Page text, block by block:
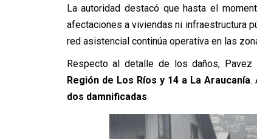
La autoridad destacó que hasta el
afectaciones a viviendas ni infraestructura
red asistencial continúa operativa en las
Respecto al detalle de los daños, Pavez
Región de Los Ríos y 14 a La Araucanía.
dos damnificadas.